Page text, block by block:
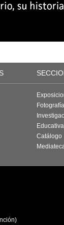
Educativa
Catálogo